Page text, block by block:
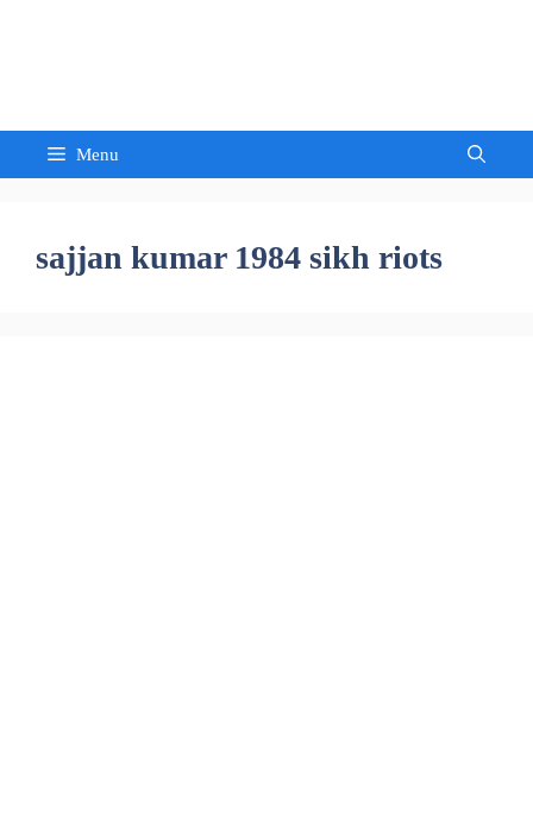
Menu
sajjan kumar 1984 sikh riots